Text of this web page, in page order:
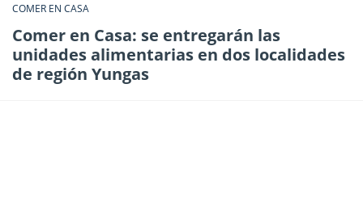
COMER EN CASA
Comer en Casa: se entregarán las
unidades alimentarias en dos localidades
de región Yungas